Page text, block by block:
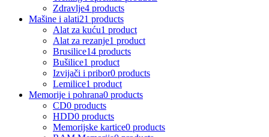
Zdravlje4 products
Mašine i alati21 products
Alat za kuću1 product
Alat za rezanje1 product
Brusilice14 products
Bušilice1 product
Izvijači i pribor0 products
Lemilice1 product
Memorije i pohrana0 products
CD0 products
HDD0 products
Memorijske kartice0 products